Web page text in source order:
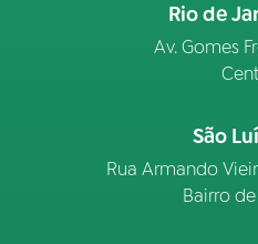
Rio de
Av. Gomes
São
Rua Armando
Bairro